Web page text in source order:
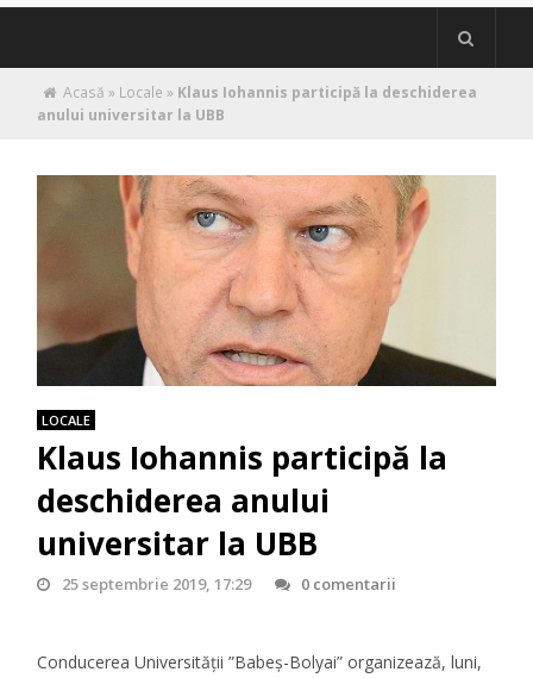
Acasă » Locale » Klaus Iohannis participă la deschiderea
anului universitar la UBB
LOCALE
Klaus Iohannis participă la
deschiderea anului
universitar la UBB
25 septembrie 2019, 17:29 0 comentarii
Conducerea Universităţii ”Babeş-Bolyai” organizează, luni,